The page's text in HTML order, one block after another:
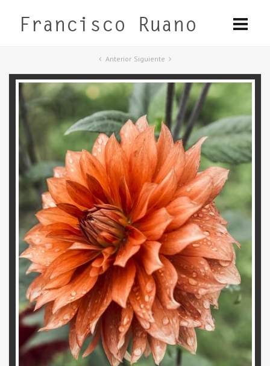
Anterior Siguiente